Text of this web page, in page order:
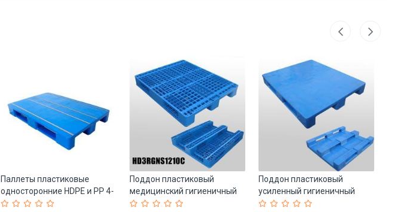
Паллеты пластиковые
односторонние HDPE и PP 4-
сторонние (арт. 25-5081613)
Поддон пластиковый
медицинский гигиеничный
4-сторонний (арт. 25-
Поддон пластиковый
усиленный гигиеничный
1200*1000 мм (арт. 25-